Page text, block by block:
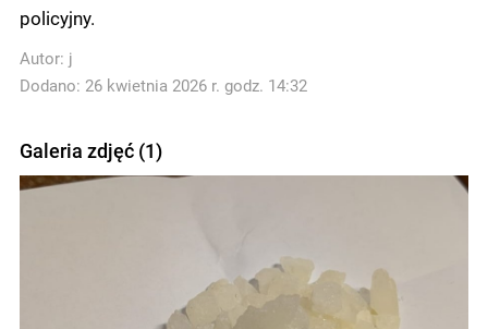
policyjny.
Autor: j
Dodano: 26 kwietnia 2026 r. godz. 14:32
Galeria zdjęć (1)